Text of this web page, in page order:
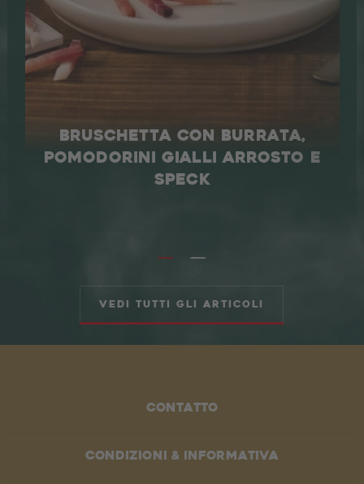
BRUSCHETTA CON BURRATA,
POMODORINI GIALLI ARROSTO E
SPECK
Vedi tutti gli articoli
Contatto
Condizioni & informativa